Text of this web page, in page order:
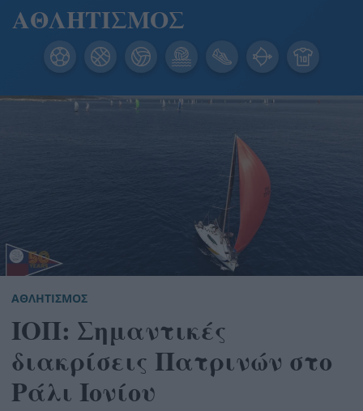
ΑΘΛΗΤΙΣΜΟΣ
ΑΘΛΗΤΙΣΜΟΣ
ΙΟΠ: Σημαντικές
διακρίσεις Πατρινών στο
Ράλι Ιονίου